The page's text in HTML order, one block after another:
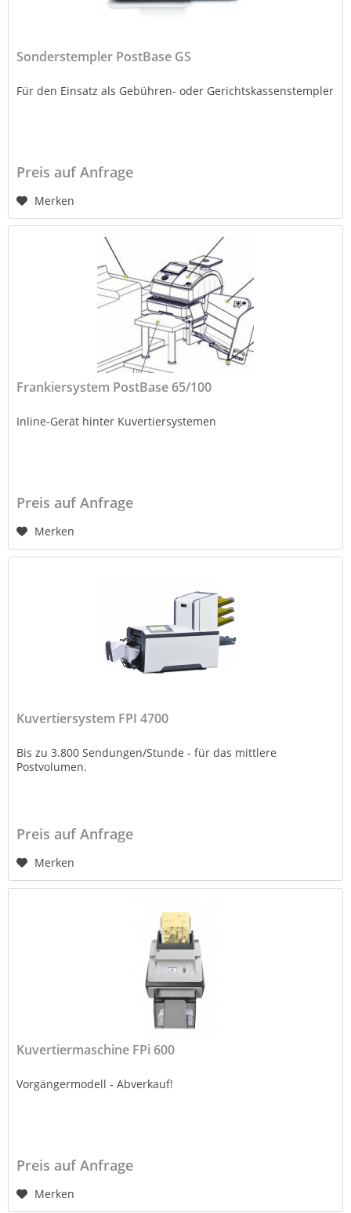
Sonderstempler PostBase GS
Für den Einsatz als Gebühren- oder Gerichtskassenstempler
Preis auf Anfrage
Merken
Frankiersystem PostBase 65/100
Inline-Gerät hinter Kuvertiersystemen
Preis auf Anfrage
Merken
Kuvertiersystem FPI 4700
Bis zu 3.800 Sendungen/Stunde - für das mittlere
Postvolumen.
Preis auf Anfrage
Merken
Kuvertiermaschine FPi 600
Vorgängermodell - Abverkauf!
Preis auf Anfrage
Merken